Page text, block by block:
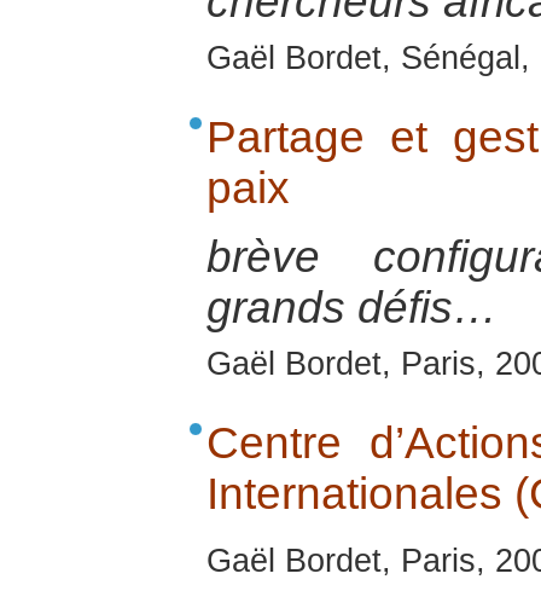
Gaël Bordet,
Partage et
paix
brève
grands défis…
Gaël Bordet, Paris,
Centre
Internationales
Gaël Bordet, Paris,